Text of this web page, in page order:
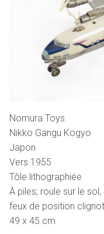
Nomura Toys
Nikko Gangu Kogyo
Japon
Vers 1955
Tôle lithographiée
À piles; roule sur le
feux de position
49 x 45 cm